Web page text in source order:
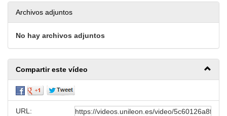
Archivos adjuntos
No hay archivos adjuntos
Compartir este vídeo
URL: